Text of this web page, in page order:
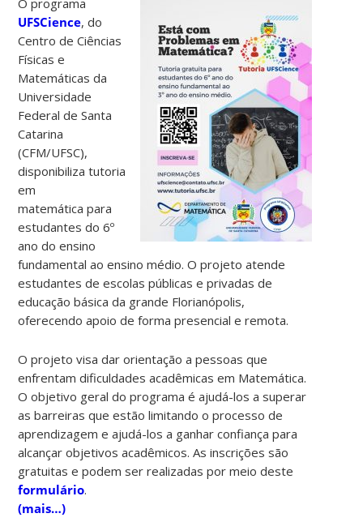
O programa
UFSCience, do
Centro de Ciências
Físicas e
Matemáticas da
Universidade
Federal de Santa
Catarina
(CFM/UFSC),
disponibiliza tutoria
em
matemática para
estudantes do 6º
ano do ensino
fundamental ao ensino médio. O projeto atende
estudantes de escolas públicas e privadas de
educação básica da grande Florianópolis,
oferecendo apoio de forma presencial e remota.
O projeto visa dar orientação a pessoas que
enfrentam dificuldades acadêmicas em Matemática.
O objetivo geral do programa é ajudá-los a superar
as barreiras que estão limitando o processo de
aprendizagem e ajudá-los a ganhar confiança para
alcançar objetivos acadêmicos. As inscrições são
gratuitas e podem ser realizadas por meio deste
formulário.
(mais…)